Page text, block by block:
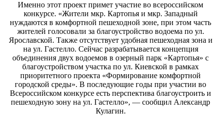
Именно этот проект примет участие во всероссийском
конкурсе. «Жители мкр. Картопья и мкр. Западный
нуждаются в комфортной пешеходной зоне, при этом часть
жителей голосовали за благоустройство водоема по ул.
Ярославской. Также отсутствует удобная пешеходная зона и
на ул. Гастелло. Сейчас разрабатывается концепция
объединения двух водоемов в озерный парк «Картопья» с
благоустройством участка по ул. Киевской в рамках
приоритетного проекта «Формирование комфортной
городской среды». В последующие годы при участии во
Всероссийском конкурсе есть перспектива благоустроить и
пешеходную зону на ул. Гастелло», — сообщил Александр
Кулагин.